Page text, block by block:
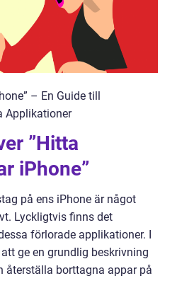
– En Guide till
Applikationer
”Hitta
iPhone”
på ens iPhone är något
Lyckligtvis finns det
förlorade applikationer. I
ge en grundlig beskrivning
återställa borttagna appar på